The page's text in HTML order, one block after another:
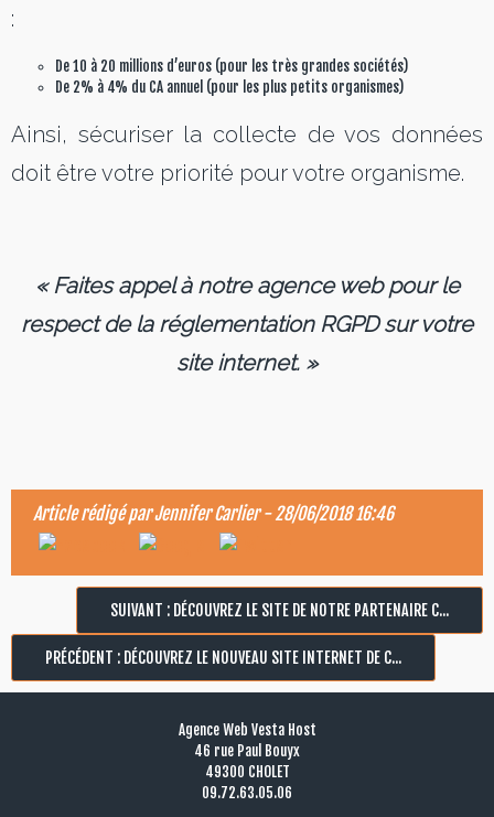
:
De 10 à 20 millions d’euros (pour les très grandes sociétés)
De 2% à 4% du CA annuel (pour les plus petits organismes)
Ainsi, sécuriser la collecte de vos données
doit être votre priorité pour votre organisme.
« Faites appel à notre agence webpour le
respect de la réglementation RGPD sur votre
site internet. »
Article rédigé parJennifer Carlier-28/06/2018 16:46
SUIVANT : DÉCOUVREZ LE SITE DE NOTRE PARTENAIRE C...
PRÉCÉDENT : DÉCOUVREZ LE NOUVEAU SITE INTERNET DE C...
Agence Web Vesta Host
46 rue Paul Bouyx
49300 CHOLET
09.72.63.05.06